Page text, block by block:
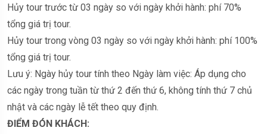
Hủy tour trước từ 03 ngày so với ngày khởi hành: phí 70%
tổng giá trị tour.
Hủy tour trong vòng 03 ngày so với ngày khởi hành: phí 100%
tổng giá trị tour.
Lưu ý: Ngày hủy tour tính theo Ngày làm việc: Áp dụng cho
các ngày trong tuần từ thứ 2 đến thứ 6, không tính thứ 7 chủ
nhật và các ngày lễ tết theo quy định.
ĐIỂM ĐÓN KHÁCH: